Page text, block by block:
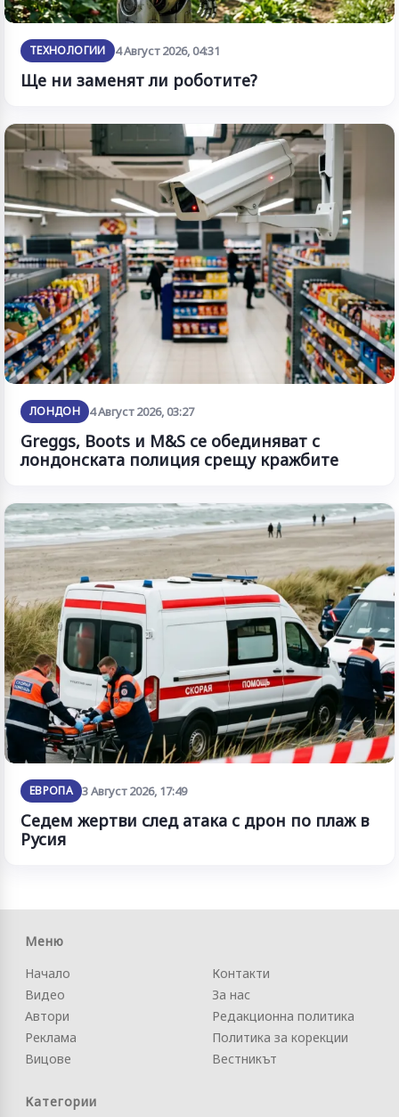
ТЕХНОЛОГИИ 4 Август 2026, 04:31
Ще ни заменят ли роботите?
ЛОНДОН 4 Август 2026, 03:27
Greggs, Boots и M&S се обединяват с
лондонската полиция срещу кражбите
ЕВРОПА 3 Август 2026, 17:49
Седем жертви след атака с дрон по плаж в
Русия
Меню
Начало
Видео
Автори
Реклама
Вицове
Контакти
За нас
Редакционна политика
Политика за корекции
Вестникът
Категории